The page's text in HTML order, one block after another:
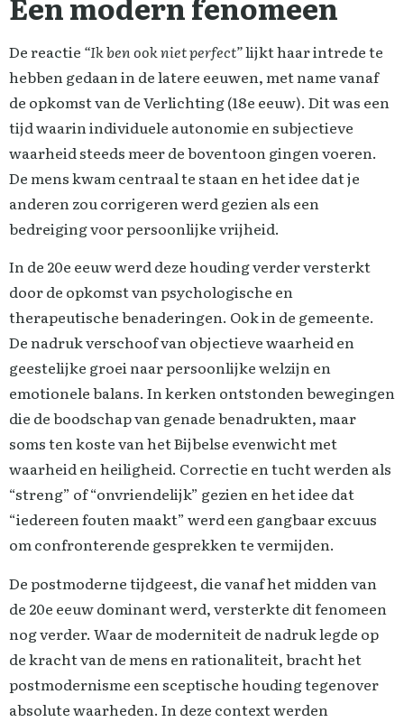
De reactie “Ik ben ook niet perfect”lijkt haar intrede te
hebben gedaan in de latere eeuwen, met name vanaf
de opkomst van de Verlichting (18e eeuw). Dit was een
tijd waarin individuele autonomie en subjectieve
waarheid steeds meer de boventoon gingen voeren.
De mens kwam centraal te staan en het idee dat je
anderen zou corrigeren werd gezien als een
bedreiging voor persoonlijke vrijheid.
In de 20e eeuw werd deze houding verder versterkt
door de opkomst van psychologische en
therapeutische benaderingen. Ook in de gemeente.
De nadruk verschoof van objectieve waarheid en
geestelijke groei naar persoonlijke welzijn en
emotionele balans. In kerken ontstonden bewegingen
die de boodschap van genade benadrukten, maar
soms ten koste van het Bijbelse evenwicht met
waarheid en heiligheid. Correctie en tucht werden als
“streng” of “onvriendelijk” gezien en het idee dat
“iedereen fouten maakt” werd een gangbaar excuus
om confronterende gesprekken te vermijden.
De postmoderne tijdgeest, die vanaf het midden van
de 20e eeuw dominant werd, versterkte dit fenomeen
nog verder. Waar de moderniteit de nadruk legde op
de kracht van de mens en rationaliteit, bracht het
postmodernisme een sceptische houding tegenover
absolute waarheden. In deze context werden